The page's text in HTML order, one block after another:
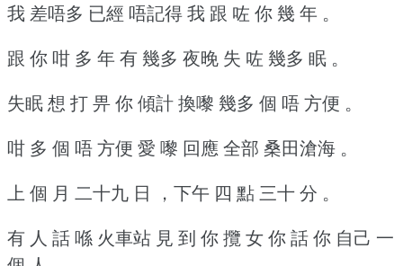
我 差唔多 已經 唔記得 我 跟 咗 你 幾 年 。
跟 你 咁 多 年 有 幾多 夜晚 失 咗 幾多 眠 。
失眠 想 打 畀 你 傾計 換嚟 幾多 個 唔 方便 。
咁 多 個 唔 方便 愛 嚟 回應 全部 桑田滄海 。
上 個 月 二十九 日 ，下午 四 點 三十 分 。
有 人 話 喺 火車站 見 到 你 攬 女 你 話 你 自己 一